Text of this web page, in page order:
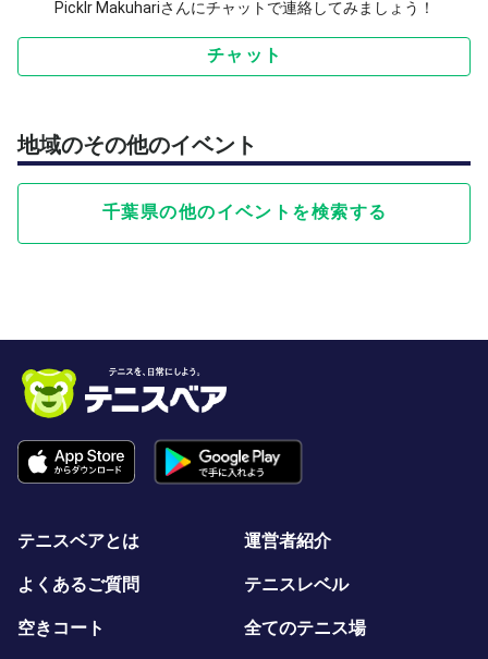
無断欠席の場合も、参加費を全額ご請求させていただきま
す。
Picklr Makuhariさんにチャットで連絡してみましょう！
チャット
地域のその他のイベント
千葉県の他のイベントを検索する
テニスベアとは 運営者紹介
よくあるご質問 テニスレベル
空きコート 全てのテニス場